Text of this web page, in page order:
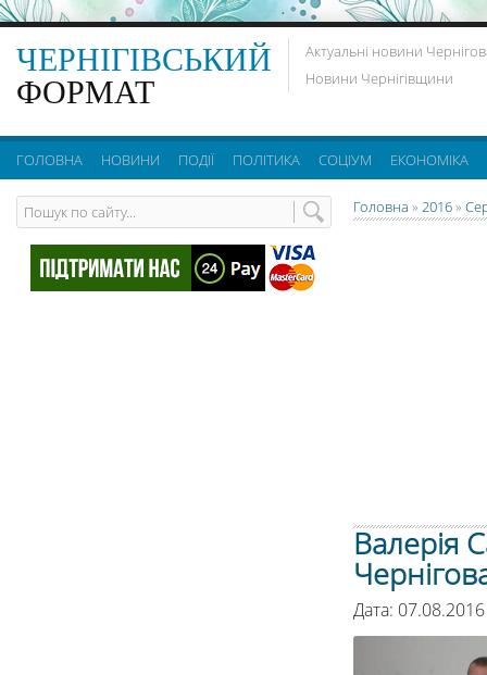
ЧЕРНІГІВСЬКИЙ
ФОРМАТ
Актуальні новини
Новини Чернігівщини
ГОЛОВНА НОВИНИ ПОДІЇ ПОЛІТИКА СОЦІУМ ЕКОНОМІКА
Головна » 2016»
Валерія
Дата: